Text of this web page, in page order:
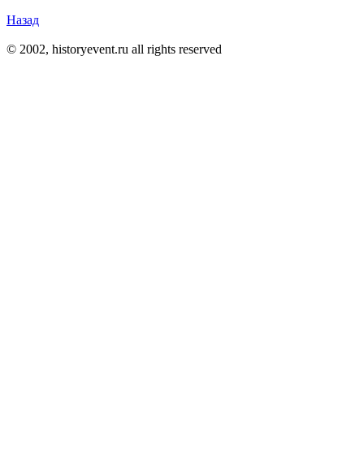
Назад
© 2002, historyevent.ru all rights reserved